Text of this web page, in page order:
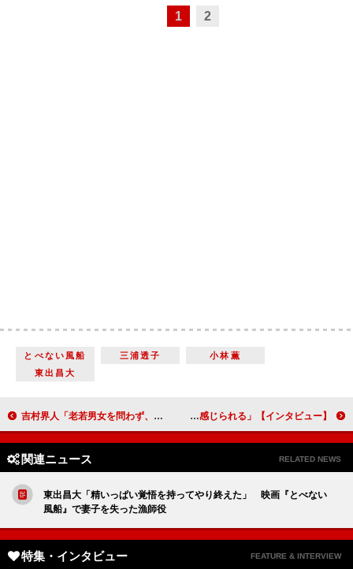
1 2
とべない風船 三浦透子
小林薫
東出昌大
吉村界人「老若男女を問わず、気軽に見てほしい」武田梨奈「『映画って面白いな』という気持ちがより強くなりました」主演の２人が初めて企画した野心作『ジャパニーズスタイル/Japanese Style』【インタビュー】 宮澤佐江、アイドルから俳優へ 「ステージの上で生きていることを感じられる」【インタビュー】
関連ニュース RELATED NEWS
東出昌大「精いっぱい覚悟を持ってやり終えた」 映画『とべない
風船』で妻子を失った漁師役
特集・インタビュー FEATURE & INTERVIEW